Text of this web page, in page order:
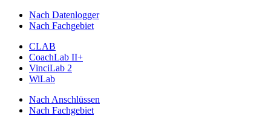
Nach Datenlogger
Nach Fachgebiet
CLAB
CoachLab II+
VinciLab 2
WiLab
Nach Anschlüssen
Nach Fachgebiet